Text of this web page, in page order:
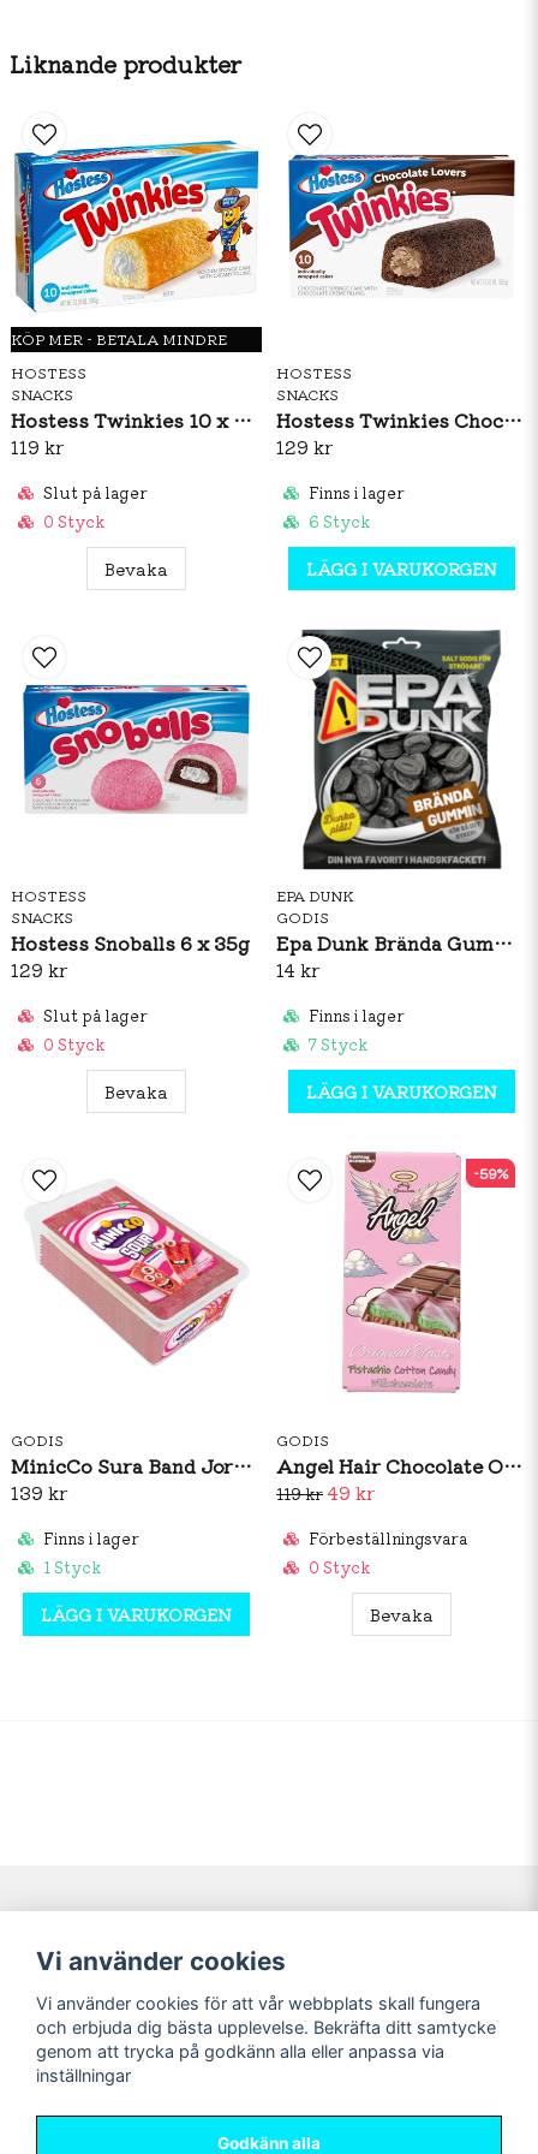
Liknande produkter
KÖP MER - BETALA MINDRE
HOSTESS
SNACKS
Hostess Twinkies 10 x 38g
119 kr
Slut på lager
0 Styck
Bevaka
HOSTESS
SNACKS
Hostess Twinkies Chocolate 10 x 38g
129 kr
Finns i lager
6 Styck
LÄGG I VARUKORGEN
HOSTESS
SNACKS
Hostess Snoballs 6 x 35g
129 kr
Slut på lager
0 Styck
Bevaka
EPA DUNK
GODIS
Epa Dunk Brända Gummin 80g
14 kr
Finns i lager
7 Styck
LÄGG I VARUKORGEN
GODIS
MinicCo Sura Band Jordgubb 1,5kg
139 kr
Finns i lager
1 Styck
LÄGG I VARUKORGEN
GODIS
Angel Hair Chocolate Original Taste 100g
119 kr 49 kr
Förbeställningsvara
0 Styck
Bevaka
-59%
palmkärnolja, tapiokasirap, vegetabiliskt glycerin, naturligt vita
strössel (socker, majsstärkelse, vegetabilisk olja (palm,
xantangummi, E160a, mörkbrunt socker, blandade tokoferoler,
bikarbonat). Produkten är förpackad i en anläggning som även
hanterar produkter som
innehåller JORDNÖTTER, TRÄDNÖTTER, MJÖLK, ÄGG, VETE
i produkternas innehåll kan ske. Kontrollera därför alltid
produktinformationen på originalförpackningen.
Navigering
Nyheter!
Förbeställning
Mitt konto
Logga in
Registrera dig
Glömt lösenord?
Sociala medier
Vi använder cookies
Vi använder cookies för att vår webbplats skall fungera
och erbjuda dig bästa upplevelse. Bekräfta ditt samtycke
genom att trycka på godkänn alla eller anpassa via
inställningar
Godkänn alla